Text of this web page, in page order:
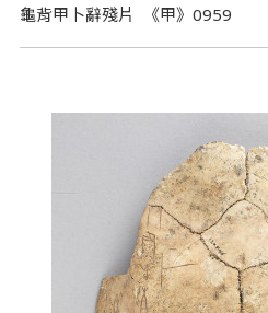
龜背甲卜辭殘片 《甲》0959